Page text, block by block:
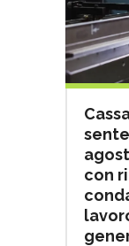
con